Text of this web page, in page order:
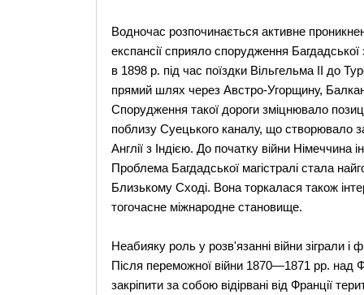
Водночас розпочинається активне
експансії сприяло спорудження
в 1898 р. під час поїздки Вільгельма II до
прямий шлях через Австро-Угорщину,
Спорудження такої дороги зміцнювало
поблизу Суецького каналу, що створювало
Англії з Індією. До початку війни Німеччина
Проблема Багдадської магістралі стала
Близькому Сході. Вона торкалася також
тогочасне міжнародне становище.
Неабияку роль у розв'язанні війни зіграли і
Після переможної війни 1870—1871 рр. над
закріпити за собою відірвані від Франції